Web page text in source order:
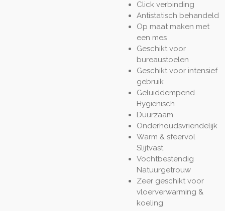
Click verbinding
Antistatisch behandeld
Op maat maken met
een mes
Geschikt voor
bureaustoelen
Geschikt voor intensief
gebruik
Geluiddempend
Hygiënisch
Duurzaam
Onderhoudsvriendelijk
Warm & sfeervol
Slijtvast
Vochtbestendig
Natuurgetrouw
Zeer geschikt voor
vloerverwarming &
koeling